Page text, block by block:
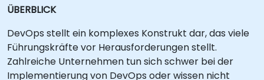
ÜBERBLICK
DevOps stellt ein komplexes Konstrukt dar, das viele
Führungskräfte vor Herausforderungen stellt.
Zahlreiche Unternehmen tun sich schwer bei der
Implementierung von DevOps oder wissen nicht